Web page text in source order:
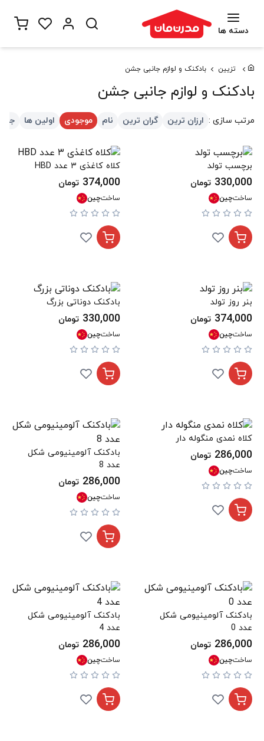
دسته ها
تزیین بادکنک و لوازم جانبی جشن
بادکنک و لوازم جانبی جشن
مرتب سازی : ارزان ترین گران ترین نام موجودی اولین ها
برچسب تولد
330,000 تومان
ساختچین
کلاه کاغذی ۳ عدد HBD
374,000 تومان
ساختچین
بنر روز تولد
374,000 تومان
ساختچین
بادکنک دوناتی بزرگ
330,000 تومان
ساختچین
کلاه نمدی منگوله دار
286,000 تومان
ساختچین
بادکنک آلومینیومی شکل
عدد 8
286,000 تومان
ساختچین
بادکنک آلومینیومی شکل
عدد 0
286,000 تومان
ساختچین
بادکنک آلومینیومی شکل
عدد 4
286,000 تومان
ساختچین